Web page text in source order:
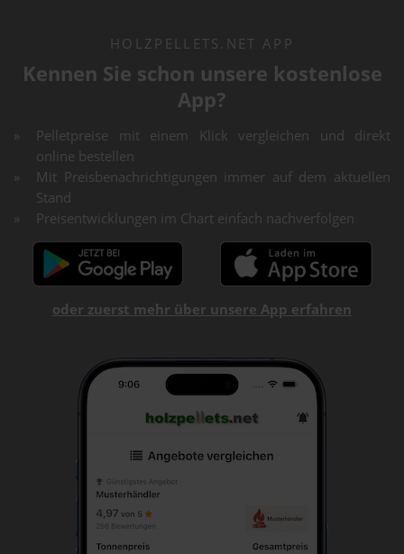
HOLZPELLETS.NET APP
Kennen Sie schon unsere kostenlose
App?
Pelletpreise mit einem Klick vergleichen und direkt
online bestellen
Mit Preisbenachrichtigungen immer auf dem aktuellen
Stand
Preisentwicklungen im Chart einfach nachverfolgen
oder zuerst mehr über unsere App erfahren